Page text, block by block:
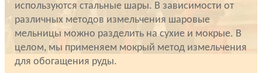
используются стальные шары. В зависимости от
различных методов измельчения шаровые
мельницы можно разделить на сухие и мокрые. В
целом, мы применяем мокрый метод измельчения
для обогащения руды.